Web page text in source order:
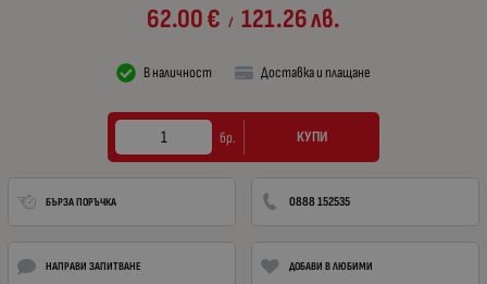
62.00€ / 121.26лв.
В наличност Доставка и плащане
бр. КУПИ
БЪРЗА ПОРЪЧКА 0888 152535
НАПРАВИ ЗАПИТВАНЕ ДОБАВИ В ЛЮБИМИ